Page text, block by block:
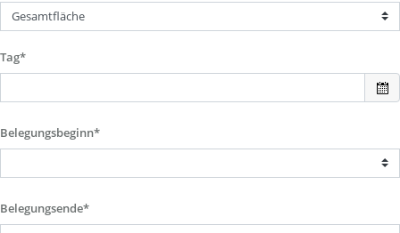
Tag*
Belegungsbeginn*
Belegungsende*